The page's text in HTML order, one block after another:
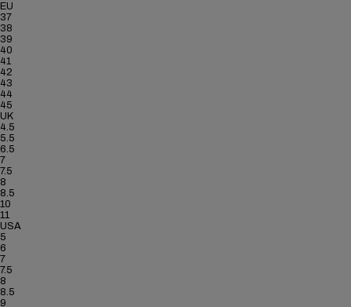
EU
37
38
39
40
41
42
43
44
45
UK
4.5
5.5
6.5
7
7.5
8
8.5
10
11
USA
5
6
7
7.5
8
8.5
9